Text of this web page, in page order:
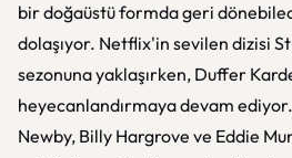
bir doğaüstü formda geri
dolaşıyor. Netflix'in sevilen dizisi
sezonuna yaklaşırken, Duffer
heyecanlandırmaya devam
Newby, Billy Hargrove ve Eddie